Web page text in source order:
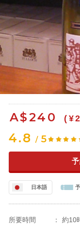
A$240
4.8 / 5
日本語
所要時間 ：
約10